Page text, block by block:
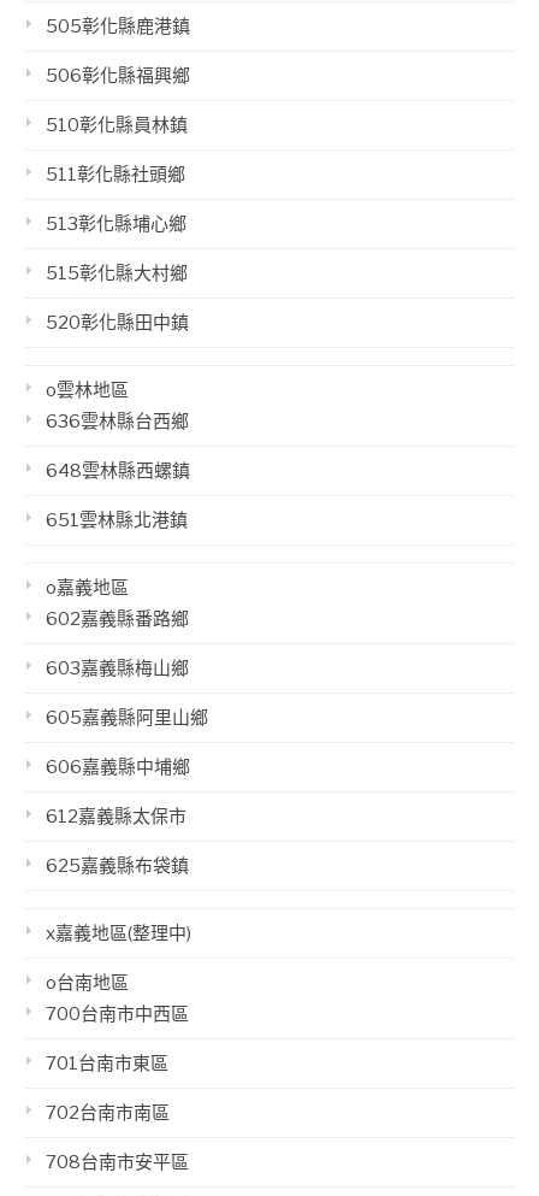
505彰化縣鹿港鎮
506彰化縣福興鄉
510彰化縣員林鎮
511彰化縣社頭鄉
513彰化縣埔心鄉
515彰化縣大村鄉
520彰化縣田中鎮
o雲林地區
636雲林縣台西鄉
648雲林縣西螺鎮
651雲林縣北港鎮
o嘉義地區
602嘉義縣番路鄉
603嘉義縣梅山鄉
605嘉義縣阿里山鄉
606嘉義縣中埔鄉
612嘉義縣太保市
625嘉義縣布袋鎮
x嘉義地區(整理中)
o台南地區
700台南市中西區
701台南市東區
702台南市南區
708台南市安平區